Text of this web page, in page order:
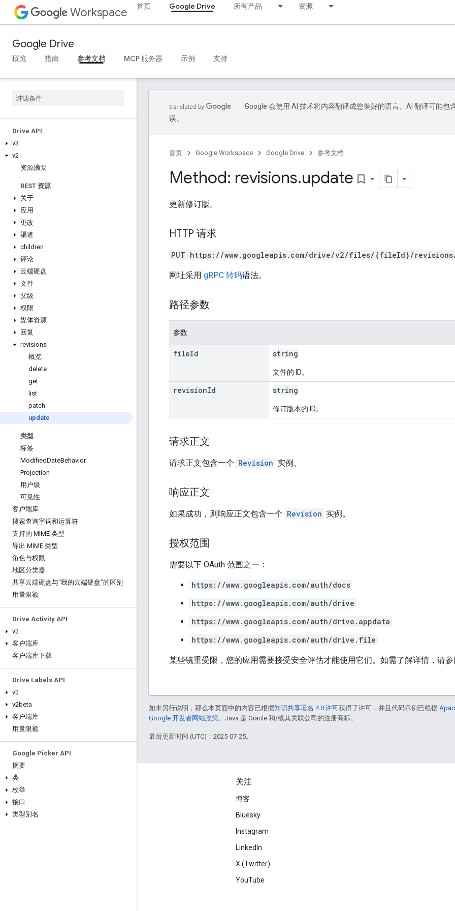
Workspace 首页 Google Drive 所有产品 资源
Google Drive
概览 指南 参考文档 MCP 服务器 示例 支持
Drive API
v3
v2
资源摘要
REST 资源
关于
应用
更改
渠道
children
评论
云端硬盘
文件
父级
权限
媒体资源
回复
revisions
概览
delete
get
list
patch
update
类型
标签
ModifiedDateBehavior
Projection
用户级
可见性
客户端库
搜索查询字词和运算符
支持的 MIME 类型
导出 MIME 类型
角色与权限
地区分类器
共享云端硬盘与“我的云端硬盘”的区别
用量限额
Drive Activity API
v2
客户端库
客户端库下载
Drive Labels API
v2
v2beta
客户端库
用量限额
Google Picker API
摘要
类
枚举
接口
类型别名
Google 会使用 AI 技术将内容翻译成您偏好的语言。AI 翻译可能包
误。
首页 Google Workspace Google Drive 参考文档
Method: revisions.update bookmark_border
更新修订版。
HTTP 请求
PUT https://www.googleapis.com/drive/v2/files/{fileId}/
网址采用 gRPC 转码语法。
路径参数
参数
fileId string
文件的 ID。
revisionId string
修订版本的 ID。
请求正文
请求正文包含一个 Revision 实例。
响应正文
如果成功，则响应正文包含一个 Revision 实例。
授权范围
需要以下 OAuth 范围之一：
https://www.googleapis.com/auth/docs
https://www.googleapis.com/auth/drive
https://www.googleapis.com/auth/drive.appdata
https://www.googleapis.com/auth/drive.file
某些镜重受限，您的应用需要接受安全评估才能使用它们。如需了解详情，请参
如未另行说明，那么本页面中的内容已根据知识共享署名 4.0 许可获得了许可，并且代码示例已根据
Google 开发者网站政策。Java 是 Oracle 和/或其关联公司的注册商标。
最后更新时间 (UTC)：2025-07-25。
互动
Google Developer Program
Google Developer Groups
关注
博客
Bluesky
Instagram
LinkedIn
X (Twitter)
YouTube